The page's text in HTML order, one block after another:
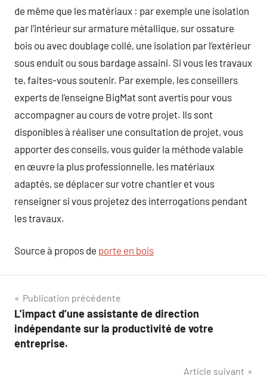
de même que les matériaux : par exemple une isolation
par l’intérieur sur armature métallique, sur ossature
bois ou avec doublage collé, une isolation par l’extérieur
sous enduit ou sous bardage assaini. Si vous les travaux
te, faites-vous soutenir. Par exemple, les conseillers
experts de l’enseigne BigMat sont avertis pour vous
accompagner au cours de votre projet. Ils sont
disponibles à réaliser une consultation de projet, vous
apporter des conseils, vous guider la méthode valable
en œuvre la plus professionnelle, les matériaux
adaptés, se déplacer sur votre chantier et vous
renseigner si vous projetez des interrogations pendant
les travaux.
Source à propos de porte en bois
Navigation
de
l’article
Publication précédente
L’impact d’une assistante de direction
indépendante sur la productivité de votre
entreprise.
Article suivant